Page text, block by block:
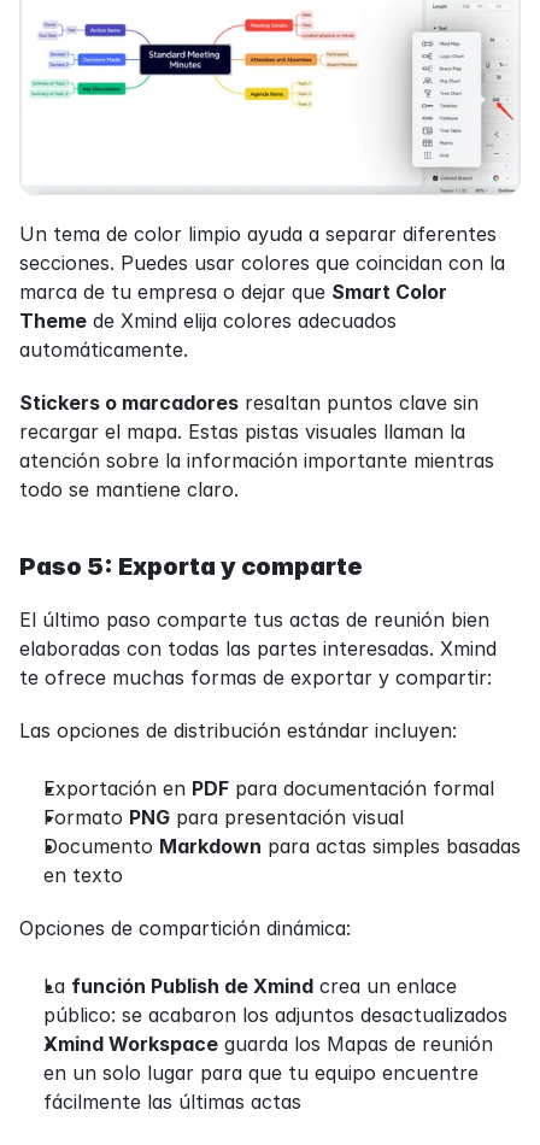
Un tema de color limpio ayuda a separar diferentes
secciones. Puedes usar colores que coincidan con la
marca de tu empresa o dejar que Smart Color
Theme de Xmind elija colores adecuados
automáticamente.
Stickers o marcadores resaltan puntos clave sin
recargar el mapa. Estas pistas visuales llaman la
atención sobre la información importante mientras
todo se mantiene claro.
Paso 5: Exporta y comparte
El último paso comparte tus actas de reunión bien
elaboradas con todas las partes interesadas. Xmind
te ofrece muchas formas de exportar y compartir:
Las opciones de distribución estándar incluyen:
Exportación en PDF para documentación formal
Formato PNG para presentación visual
Documento Markdown para actas simples basadas
en texto
Opciones de compartición dinámica:
La función Publish de Xmind crea un enlace
público: se acabaron los adjuntos desactualizados
Xmind Workspace guarda los Mapas de reunión
en un solo lugar para que tu equipo encuentre
fácilmente las últimas actas